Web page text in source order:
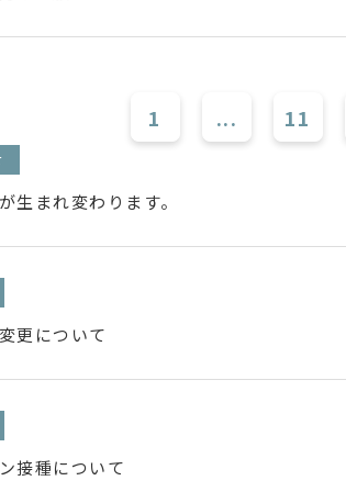
1 ... 11
生まれ変わります。
更について
接種について